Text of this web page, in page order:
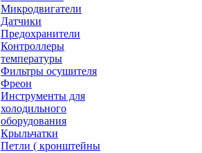
Микродвигатели
Датчики
Предохранители
Контроллеры
температуры
Фильтры осушителя
Фреон
Инструменты для
холодильного
оборудования
Крыльчатки
Петли ( кронштейны